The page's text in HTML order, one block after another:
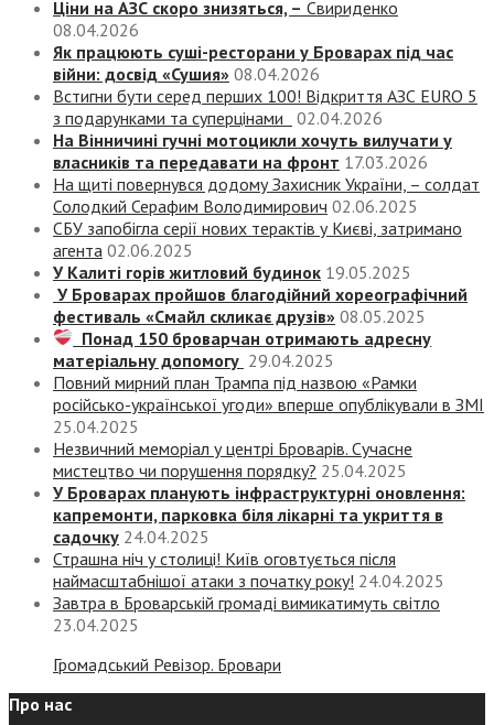
Ціни на АЗС скоро знизяться, – Свириденко
08.04.2026
Як працюють суші-ресторани у Броварах під час
війни: досвід «Сушия» 08.04.2026
Встигни бути серед перших 100! Відкриття АЗС EURO 5
з подарунками та суперцінами
02.04.2026
На Вінничині гучні мотоцикли хочуть вилучати у
власників та передавати на фронт 17.03.2026
На щиті повернувся додому Захисник України, – солдат
Солодкий Серафим Володимирович 02.06.2025
СБУ запобігла серії нових терактів у Києві, затримано
агента 02.06.2025
У Калиті горів житловий будинок 19.05.2025
У Броварах пройшов благодійний хореографічний
фестиваль «Смайл скликає друзів» 08.05.2025
Понад 150 броварчан отримають адресну
матеріальну допомогу 29.04.2025
Повний мирний план Трампа під назвою «‎Рамки
російсько-української угоди» вперше опублікували в ЗМІ
25.04.2025
Незвичний меморіал у центрі Броварів. Сучасне
мистецтво чи порушення порядку? 25.04.2025
У Броварах планують інфраструктурні оновлення:
капремонти, парковка біля лікарні та укриття в
садочку 24.04.2025
Страшна ніч у столиці! Київ оговтується після
наймасштабнішої атаки з початку року! 24.04.2025
Завтра в Броварській громаді вимикатимуть світло
23.04.2025
Громадський Ревізор. Бровари
Про нас